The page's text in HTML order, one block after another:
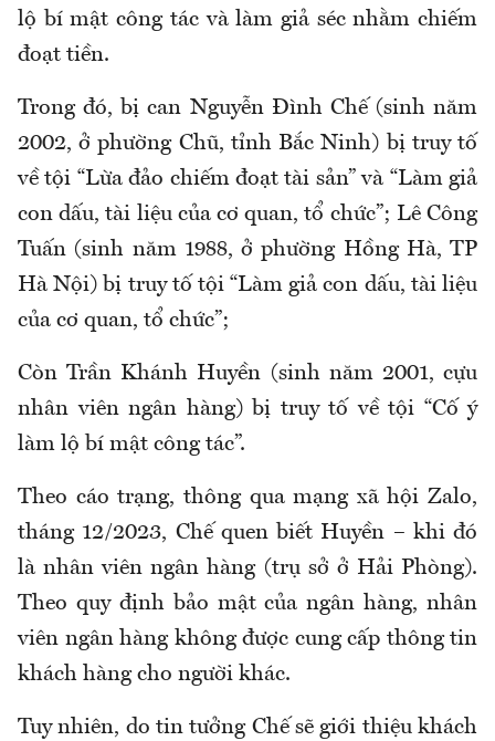
lộ bí mật công tác và làm giả séc nhằm chiếm
đoạt tiền.
Trong đó, bị can Nguyễn Đình Chế (sinh năm
2002, ở phường Chũ, tỉnh Bắc Ninh) bị truy tố
về tội “Lừa đảo chiếm đoạt tài sản” và “Làm giả
con dấu, tài liệu của cơ quan, tổ chức”; Lê Công
Tuấn (sinh năm 1988, ở phường Hồng Hà, TP
Hà Nội) bị truy tố tội “Làm giả con dấu, tài liệu
của cơ quan, tổ chức”;
Còn Trần Khánh Huyền (sinh năm 2001, cựu
nhân viên ngân hàng) bị truy tố về tội “Cố ý
làm lộ bí mật công tác”.
Theo cáo trạng, thông qua mạng xã hội Zalo,
tháng 12/2023, Chế quen biết Huyền – khi đó
là nhân viên ngân hàng (trụ sở ở Hải Phòng).
Theo quy định bảo mật của ngân hàng, nhân
viên ngân hàng không được cung cấp thông tin
khách hàng cho người khác.
Tuy nhiên, do tin tưởng Chế sẽ giới thiệu khách